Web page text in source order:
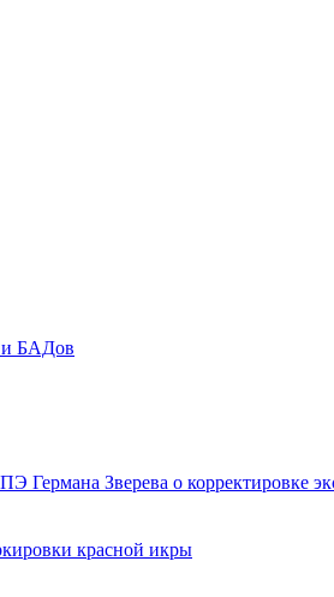
и БАДов
Зверева о корректировке
красной икры